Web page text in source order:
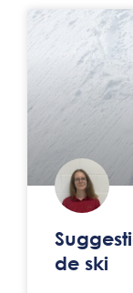
de ski